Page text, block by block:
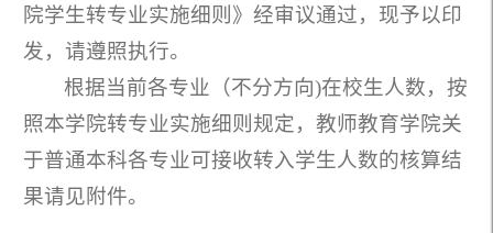
院学生转专业实施细则》经审议通过，现予以印
发，请遵照执行。
根据当前各专业（不分方向)在校生人数，按
照本学院转专业实施细则规定，教师教育学院关
于普通本科各专业可接收转入学生人数的核算结
果请见附件。